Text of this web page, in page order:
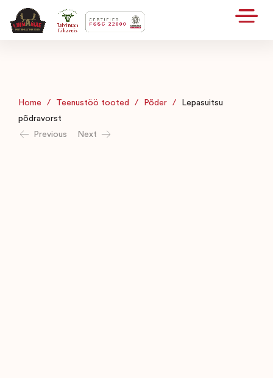
Home / Teenustöö tooted / Põder /
Lepasuitsu
põdravorst
Previous
Next